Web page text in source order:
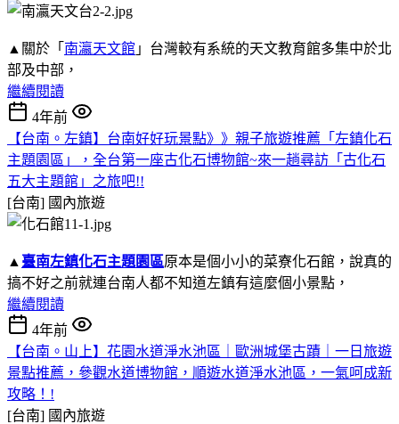
▲關於「 南瀛天文館 」台灣較有系統的天文教育館多集中於北
部及中部，
繼續閱讀
4年前
【台南。左鎮】台南好好玩景點》》親子旅遊推薦「左鎮化石
主題園區」，全台第一座古化石博物館~來一趟尋訪「古化石
五大主題館」之旅吧!!
[台南] 國內旅遊
▲ 臺南左鎮化石主題園區原本是個小小的菜寮化石館，說真的
搞不好之前就連台南人都不知道左鎮有這麼個小景點，
繼續閱讀
4年前
【台南。山上】花園水道淨水池區｜歐洲城堡古蹟｜一日旅遊
景點推薦，參觀水道博物館，順遊水道淨水池區，一氣呵成新
攻略！!
[台南] 國內旅遊